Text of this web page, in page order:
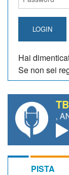
LOGIN
Hai
Se non sei
ANDREA
PISTA